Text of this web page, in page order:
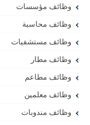
وظائف مؤسسات
وظائف محاسبة
وظائف مستشفيات
وظائف مطار
وظائف مطاعم
وظائف معلمين
وظائف مندوبات